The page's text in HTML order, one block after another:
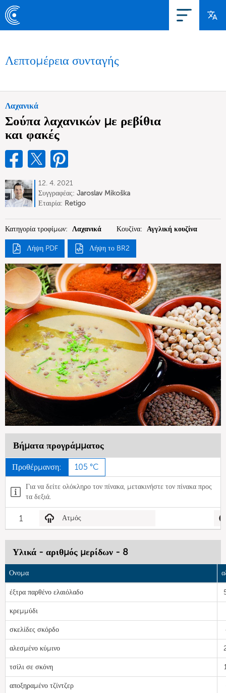
Λεπτομέρεια συνταγής
Λαχανικά
Σούπα λαχανικών με ρεβίθια
και φακές
12. 4. 2021
Συγγραφέας: Jaroslav Mikoška
Εταιρία: Retigo
Κατηγορία τροφίμων: Λαχανικά Κουζίνα: Αγγλική κουζίνα
Λήψη PDF Λήψη το BR2
Βήματα προγράμματος
Προθέρμανση: 105 °C
Για να δείτε ολόκληρο τον πίνακα, μετακινήστε τον πίνακα προς
τα δεξιά.
1 Ατμός
Υλικά - αριθμός μερίδων - 8
Ονομα
έξτρα παρθένο ελαιόλαδο
κρεμμύδι
σκελίδες σκόρδο
αλεσμένο κύμινο
τσίλι σε σκόνη
αποξηραμένο τζίντζερ